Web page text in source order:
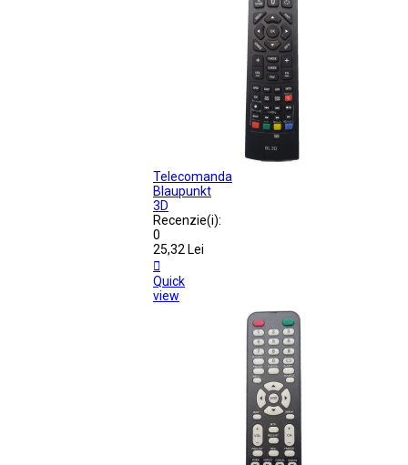
Telecomanda
Blaupunkt
3D
Recenzie(i):
0
25,32 Lei

Quick
view